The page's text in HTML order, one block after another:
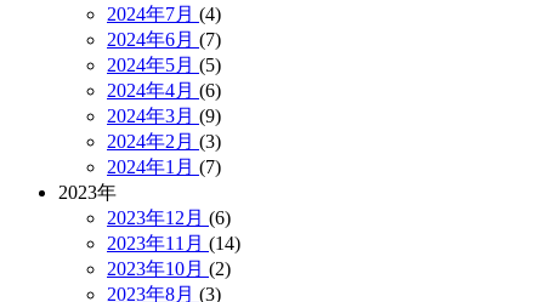
2024年7月 (4)
2024年6月 (7)
2024年5月 (5)
2024年4月 (6)
2024年3月 (9)
2024年2月 (3)
2024年1月 (7)
2023年
2023年12月 (6)
2023年11月 (14)
2023年10月 (2)
2023年8月 (3)